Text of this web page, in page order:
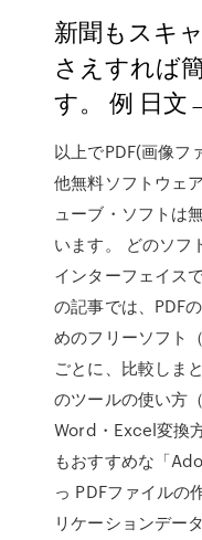
新聞もスキ
さえすれば
す。 例 日文
以上でPDF(画像フ
他無料ソフトウェ
ューブ・ソフトは
います。 どのソフ
インターフェイス
の記事では、PDF
めのフリーソフト
ごとに、比較しま
のツールの使い方
Word・Excel変換
もおすすめな「
っ PDFファイルの
リケーションデー